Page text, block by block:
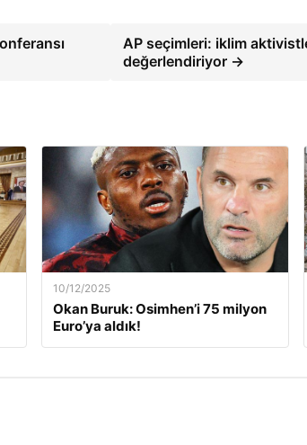
AP seçimleri: iklim
değerlendiriyor →
10/12/2025
Okan Buruk: Osimhen’i 75 milyon
Euro’ya aldık!